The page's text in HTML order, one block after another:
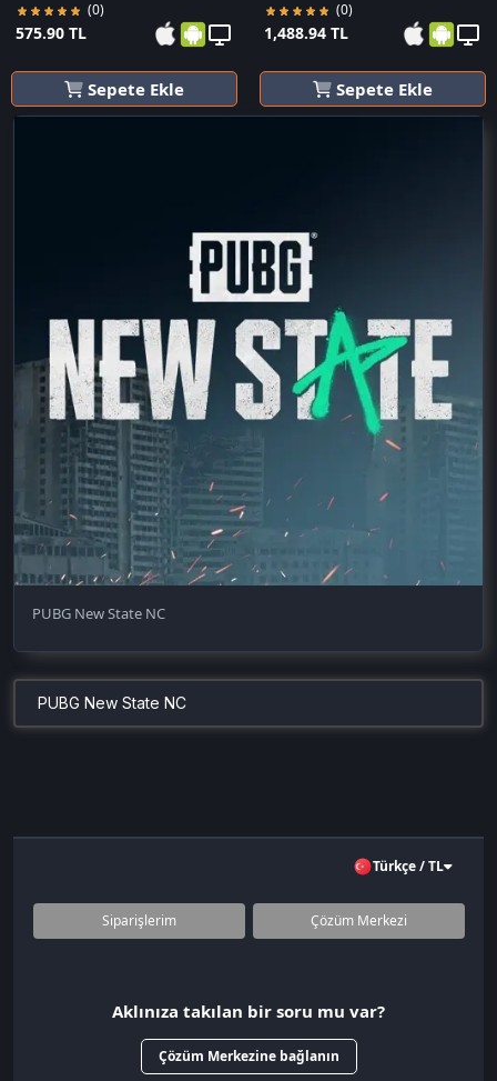
(0)
575.90 TL
Sepete Ekle
(0)
1,488.94 TL
Sepete Ekle
PUBG New State NC
PUBG New State NC
Türkçe / TL
Siparişlerim Çözüm Merkezi
Aklınıza takılan bir soru mu var?
Çözüm Merkezine bağlanın